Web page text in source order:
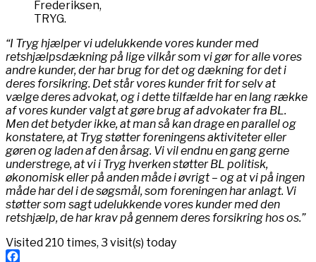
Frederiksen,
TRYG.
“I Tryg hjælper vi udelukkende vores kunder med
retshjælpsdækning på lige vilkår som vi gør for alle vores
andre kunder, der har brug for det og dækning for det i
deres forsikring. Det står vores kunder frit for selv at
vælge deres advokat, og i dette tilfælde har en lang række
af vores kunder valgt at gøre brug af advokater fra BL.
Men det betyder ikke, at man så kan drage en parallel og
konstatere, at Tryg støtter foreningens aktiviteter eller
gøren og laden af den årsag. Vi vil endnu en gang gerne
understrege, at vi i Tryg hverken støtter BL politisk,
økonomisk eller på anden måde i øvrigt – og at vi på ingen
måde har del i de søgsmål, som foreningen har anlagt. Vi
støtter som sagt udelukkende vores kunder med den
retshjælp, de har krav på gennem deres forsikring hos os.”
Visited 210 times, 3 visit(s) today